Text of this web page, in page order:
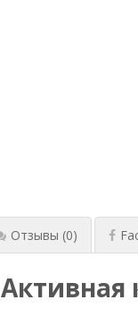
Отзывы (0)
Активная